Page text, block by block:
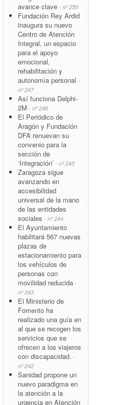
avance clave - nº 250
Fundación Rey Ardid
inaugura su nuevo
Centro de Atención
Integral, un espacio
para el apoyo
emocional,
rehabilitación y
autonomía personal -
nº 247
Así funciona Delphi-
2M - nº 246
El Periódico de
Aragón y Fundación
DFA renuevan su
convenio para la
sección de
‘Integración’ - nº 245
Zaragoza sigue
avanzando en
accesibilidad
universal de la mano
de las entidades
sociales - nº 244
El Ayuntamiento
habilitará 567 nuevas
plazas de
estacionamiento para
los vehículos de
personas con
movilidad reducida -
nº 243
El Ministerio de
Fomento ha
realizado una guía en
al que se recogen los
servicios que se
ofrecen a los viajeros
con discapacidad. -
nº 242
Sanidad propone un
nuevo paradigma en
la atención a la
urgencia en Atención